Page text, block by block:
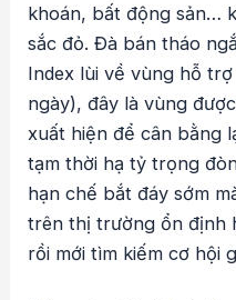
khoán, bất động sản…
sắc đỏ. Đà bán tháo
Index lùi về vùng hỗ trợ
ngày), đây là vùng
xuất hiện để cân bằng
tạm thời hạ tỷ trọng
hạn chế bắt đáy sớm
trên thị trường ổn định
rồi mới tìm kiếm cơ hội